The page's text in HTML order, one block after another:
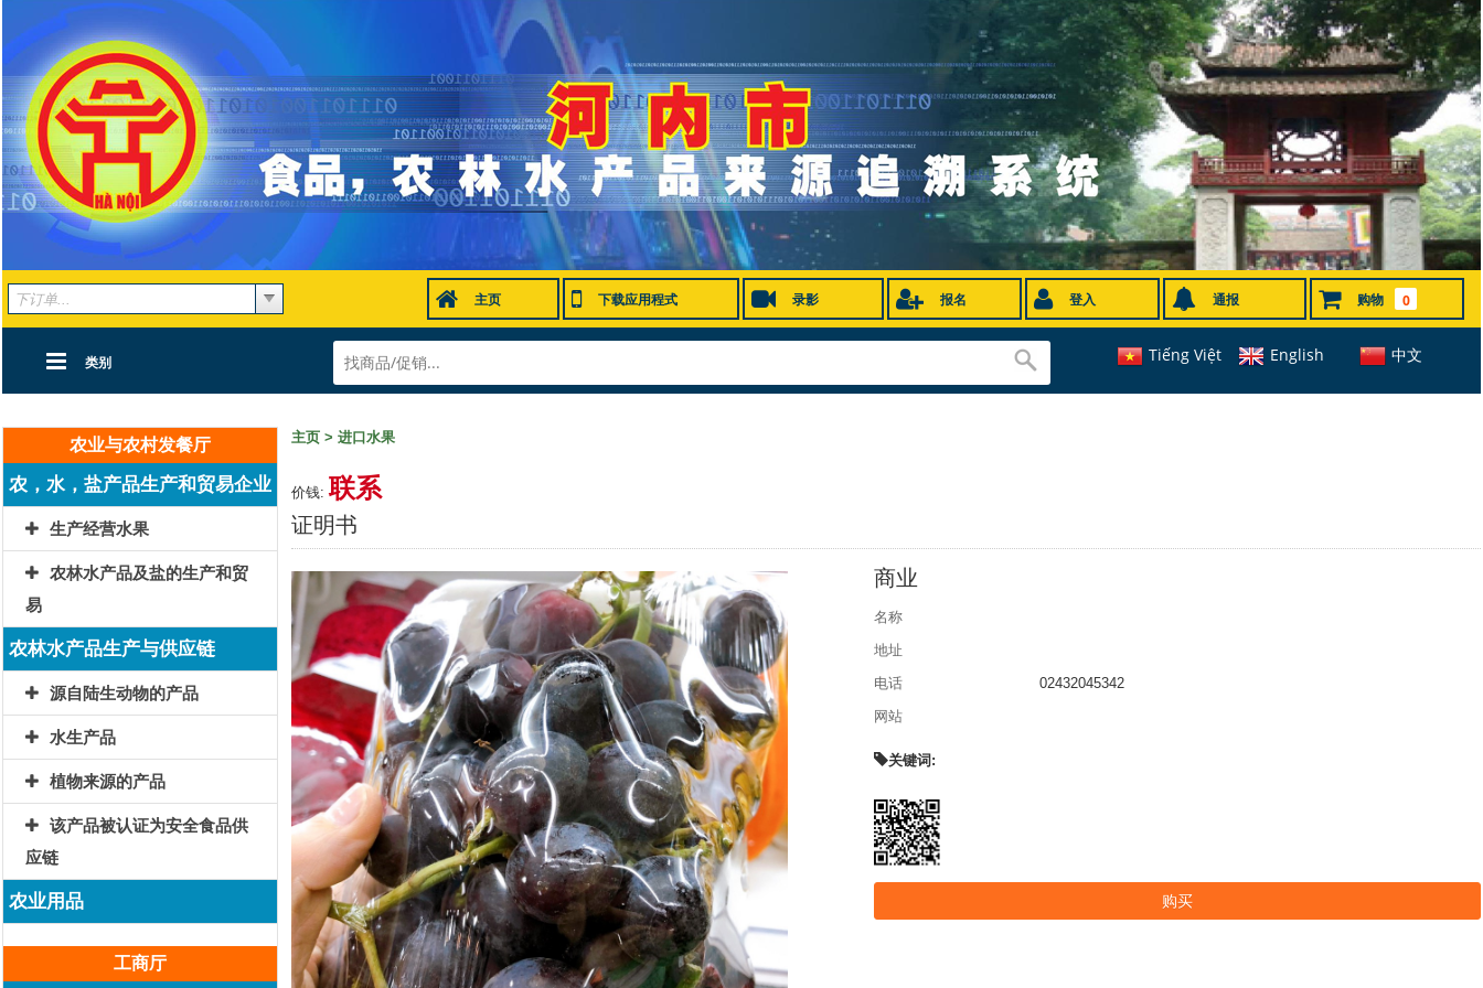
主页 下载应用程式 录影 报名 登入 通报 购物 0
类别 中文
English
Tiếng Việt
农业与农村发餐厅
农，水，盐产品生产和贸易企业
生产经营水果
农林水产品及盐的生产和贸
易
农林水产品生产与供应链
源自陆生动物的产品
水生产品
植物来源的产品
该产品被认证为安全食品供
应链
农业用品
工商厅
主页 > 进口水果
价钱:联系
证明书
商业
名称
地址
电话
02432045342
网站
关键词: